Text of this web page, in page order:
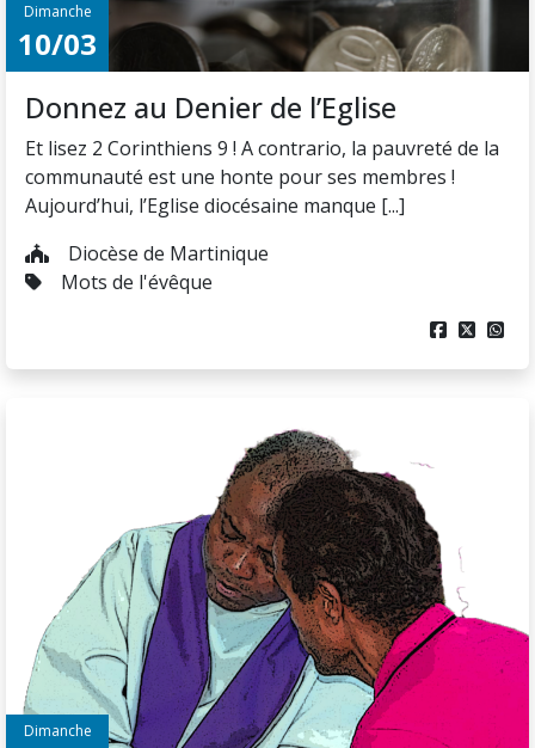
Dimanche
10/03
Donnez au Denier de l’Eglise
Et lisez 2 Corinthiens 9 ! A contrario, la pauvreté de la
communauté est une honte pour ses membres !
Aujourd’hui, l’Eglise diocésaine manque [...]
Diocèse de Martinique
Mots de l'évêque
  
Dimanche